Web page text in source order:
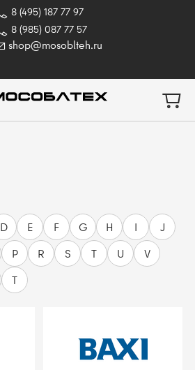
8 (495) 187 77 97
8 (985) 087 77 57
shop@mosoblteh.ru
D E F G H I
J
P R S T U
V
Т